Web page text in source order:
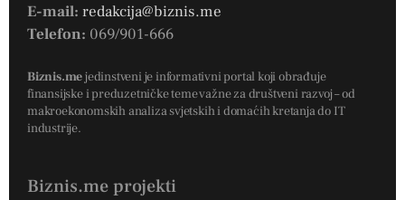
E-mail: redakcija@biznis.me
Telefon: 069/901-666
Biznis.mejedinstveni je informativni portal koji obrađuje
finansijske i preduzetničke teme važne za društveni razvoj – od
makroekonomskih analiza svjetskih i domaćih kretanja do IT
industrije.
Biznis.me projekti